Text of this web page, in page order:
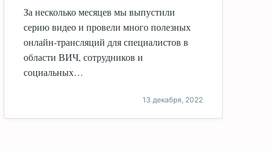
За несколько месяцев мы выпустили
серию видео и провели много полезных
онлайн-трансляций для специалистов в
области ВИЧ, сотрудников и
социальных…
13 декабря, 2022